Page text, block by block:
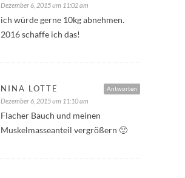
Dezember 6, 2015 um 11:02 am
ich würde gerne 10kg abnehmen.
2016 schaffe ich das!
Antworten
NINA LOTTE
Dezember 6, 2015 um 11:10 am
Flacher Bauch und meinen
Muskelmasseanteil vergrößern 🙂